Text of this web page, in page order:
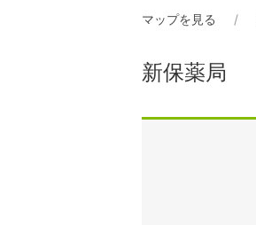
マップを見る
新保薬局